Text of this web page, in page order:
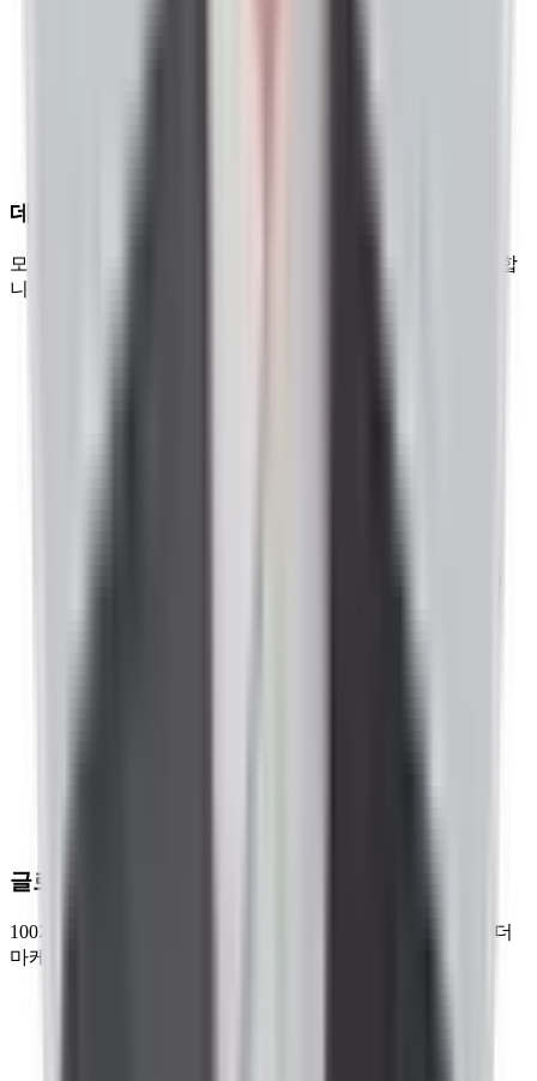
데이터 기반
모든 의사결정과 최적화를 데이터로 검증하고 결과로 증명합
니다.
글로벌 관점
100개 이상 국가와 지역의 시장 맥락을 이해하는 크로스보더
마케팅 역량을 갖췄습니다.